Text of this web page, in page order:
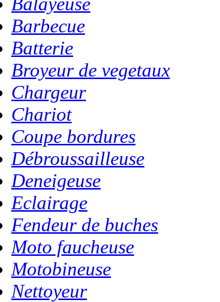
Barbecue
Batterie
Broyeur de vegetaux
Chargeur
Chariot
Coupe bordures
Débroussailleuse
Deneigeuse
Eclairage
Fendeur de buches
Moto faucheuse
Motobineuse
Nettoyeur